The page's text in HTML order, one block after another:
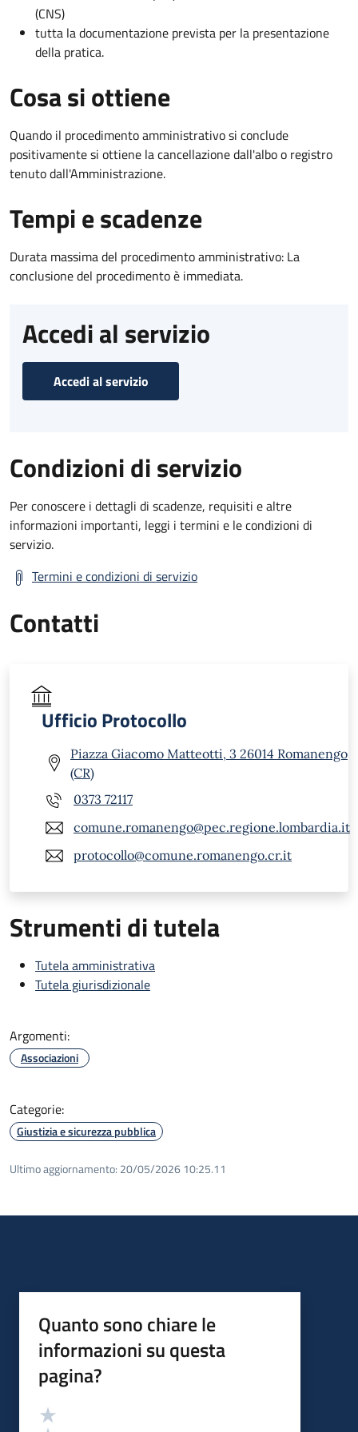
(CNS)
tutta la documentazione prevista per la presentazione
della pratica.
Cosa si ottiene
Quando il procedimento amministrativo si conclude
positivamente si ottiene la cancellazione dall'albo o registro
tenuto dall'Amministrazione.
Tempi e scadenze
Durata massima del procedimento amministrativo: La
conclusione del procedimento è immediata.
Accedi al servizio
Accedi al servizio
Condizioni di servizio
Per conoscere i dettagli di scadenze, requisiti e altre
informazioni importanti, leggi i termini e le condizioni di
servizio.
Termini e condizioni di servizio
Contatti
Ufficio Protocollo
Piazza Giacomo Matteotti, 3 26014 Romanengo
(CR)
0373 72117
comune.romanengo@pec.regione.lombardia.it
protocollo@comune.romanengo.cr.it
Strumenti di tutela
Tutela amministrativa
Tutela giurisdizionale
Argomenti:
Associazioni
Categorie:
Giustizia e sicurezza pubblica
Ultimo aggiornamento: 20/05/2026 10:25.11
Quanto sono chiare le
informazioni su questa
pagina?
Valutazione